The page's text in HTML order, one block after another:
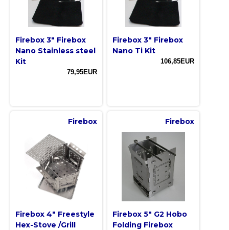
Firebox 3" Firebox
Nano Stainless steel
Kit
79,95EUR
Firebox 3" Firebox
Nano Ti Kit
106,85EUR
Firebox
Firebox 4" Freestyle
Hex-Stove /Grill
Firebox
Firebox 5" G2 Hobo
Folding Firebox